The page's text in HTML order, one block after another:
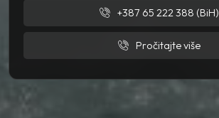
+387 65 222 388 (BiH)
Pročitajte više